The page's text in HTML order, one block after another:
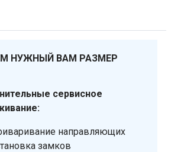
НУЖНЫЙ ВАМ РАЗМЕР
сервисное
направляющих
замков